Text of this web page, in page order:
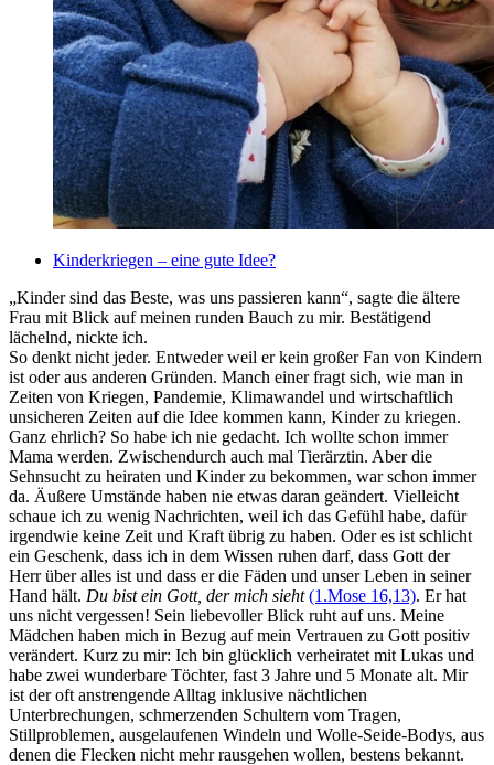
Kinderkriegen – eine gute Idee?
„Kinder sind das Beste, was uns passieren kann“, sagte die ältere
Frau mit Blick auf meinen runden Bauch zu mir. Bestätigend
lächelnd, nickte ich.
So denkt nicht jeder. Entweder weil er kein großer Fan von Kindern
ist oder aus anderen Gründen. Manch einer fragt sich, wie man in
Zeiten von Kriegen, Pandemie, Klimawandel und wirtschaftlich
unsicheren Zeiten auf die Idee kommen kann, Kinder zu kriegen.
Ganz ehrlich? So habe ich nie gedacht. Ich wollte schon immer
Mama werden. Zwischendurch auch mal Tierärztin. Aber die
Sehnsucht zu heiraten und Kinder zu bekommen, war schon immer
da. Äußere Umstände haben nie etwas daran geändert. Vielleicht
schaue ich zu wenig Nachrichten, weil ich das Gefühl habe, dafür
irgendwie keine Zeit und Kraft übrig zu haben. Oder es ist schlicht
ein Geschenk, dass ich in dem Wissen ruhen darf, dass Gott der
Herr über alles ist und dass er die Fäden und unser Leben in seiner
Hand hält. Du bist ein Gott, der mich sieht (1.Mose 16,13). Er hat
uns nicht vergessen! Sein liebevoller Blick ruht auf uns. Meine
Mädchen haben mich in Bezug auf mein Vertrauen zu Gott positiv
verändert. Kurz zu mir: Ich bin glücklich verheiratet mit Lukas und
habe zwei wunderbare Töchter, fast 3 Jahre und 5 Monate alt. Mir
ist der oft anstrengende Alltag inklusive nächtlichen
Unterbrechungen, schmerzenden Schultern vom Tragen,
Stillproblemen, ausgelaufenen Windeln und Wolle-Seide-Bodys, aus
denen die Flecken nicht mehr rausgehen wollen, bestens bekannt.